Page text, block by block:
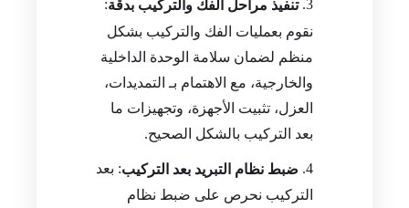
تنفيذ مراحل الفك والتركيب بدقة:
نقوم بعمليات الفك والتركيب بشكل
منظم لضمان سلامة الوحدة الداخلية
والخارجية، مع الاهتمام بـ التمديدات،
العزل، تثبيت الأجهزة، وتجهيزات ما
بعد التركيب بالشكل الصحيح.
ضبط نظام التبريد بعد التركيب: بعد
التركيب نحرص على ضبط نظام